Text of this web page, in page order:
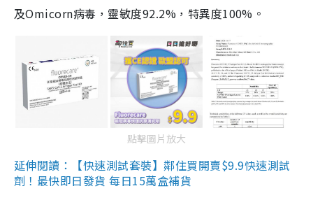
及Omicorn病毒，靈敏度92.2%，特異度100%。
點擊圖片放大
延伸閱讀：【快速測試套裝】鄰住買開賣$9.9快速測試
劑！最快即日發貨 每日15萬盒補貨